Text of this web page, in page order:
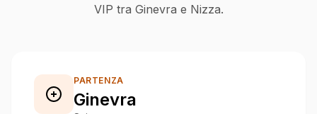
VIP tra Ginevra e Nizza.
PARTENZA
Ginevra